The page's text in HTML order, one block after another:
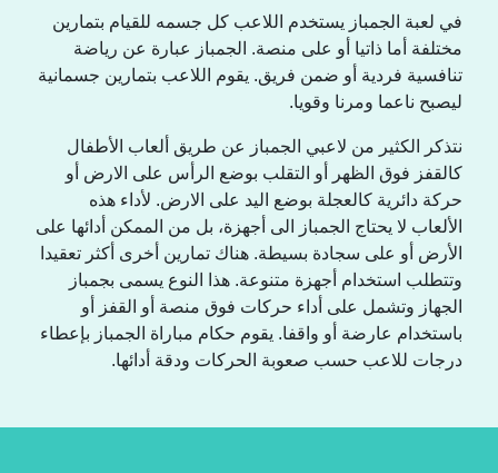
في لعبة الجمباز يستخدم اللاعب كل جسمه للقيام بتمارين
مختلفة أما ذاتيا أو على منصة. الجمباز عبارة عن رياضة
تنافسية فردية أو ضمن فريق. يقوم اللاعب بتمارين جسمانية
ليصبح ناعما ومرنا وقويا.
نتذكر الكثير من لاعبي الجمباز عن طريق ألعاب الأطفال
كالقفز فوق الظهر أو التقلب بوضع الرأس على الارض أو
حركة دائرية كالعجلة بوضع اليد على الارض. لأداء هذه
الألعاب لا يحتاج الجمباز الى أجهزة، بل من الممكن أدائها على
الأرض أو على سجادة بسيطة. هناك تمارين أخرى أكثر تعقيدا
وتتطلب استخدام أجهزة متنوعة. هذا النوع يسمى بجمباز
الجهاز وتشمل على أداء حركات فوق منصة أو القفز أو
باستخدام عارضة أو واقفا. يقوم حكام مباراة الجمباز بإعطاء
درجات للاعب حسب صعوبة الحركات ودقة أدائها.